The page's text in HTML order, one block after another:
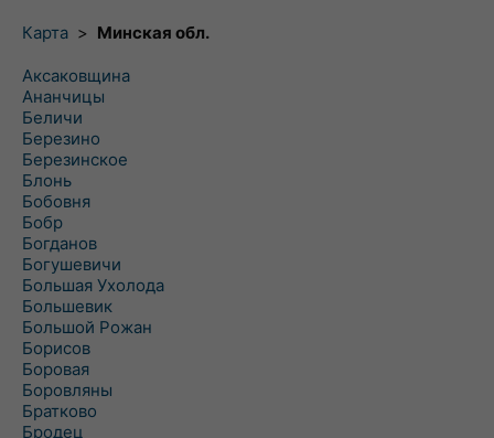
Карта > Минская обл.
Аксаковщина
Ананчицы
Беличи
Березино
Березинское
Блонь
Бобовня
Бобр
Богданов
Богушевичи
Большая Ухолода
Большевик
Большой Рожан
Борисов
Боровая
Боровляны
Братково
Бродец